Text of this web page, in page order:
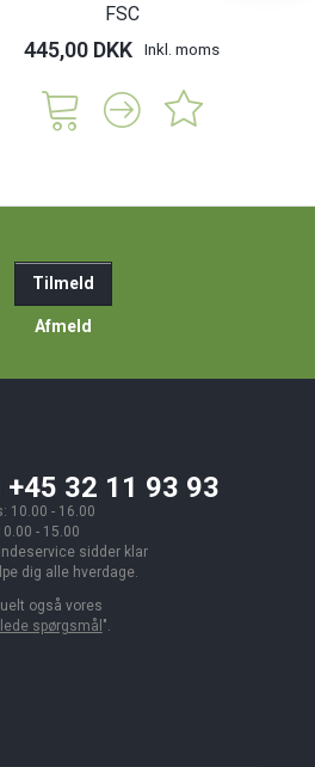
FSC
445,00 DKK Inkl. moms
Tilmeld
Afmeld
+45 32 11 93 93
10.00 - 16.00
- 15.00
sidder klar
dig alle hverdage.
også vores
spørgsmål ".